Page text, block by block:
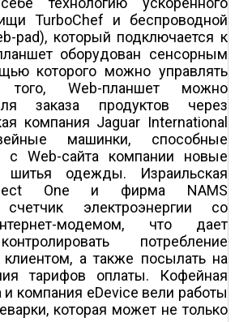
TurboChef и беспроводной
pad), который подключается к
оборудован сенсорным
которого можно управлять
Web-планшет можно
заказа продуктов через
компания Jaguar International
машинки, способные
с Web-сайта компании новые
одежды. Израильская
One и фирма NAMS
счетчик электроэнергии со
модемом, что дает
потребление
а также посылать на
тарифов оплаты. Кофейная
и компания eDevice вели работы
которая может не только